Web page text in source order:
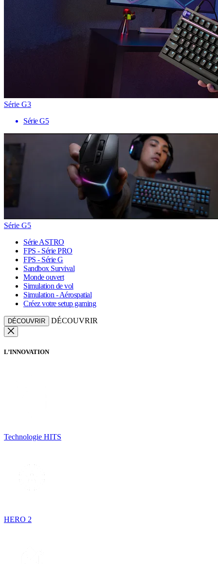
Série G3
Série G5
Série G5
Série ASTRO
FPS - Série PRO
FPS - Série G
Sandbox Survival
Monde ouvert
Simulation de vol
Simulation - Aérospatial
Créez votre setup gaming
DÉCOUVRIR DÉCOUVRIR
L’INNOVATION
Technologie HITS
HERO 2